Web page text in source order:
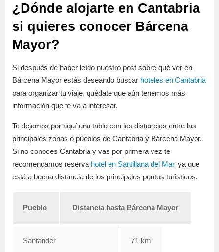
¿Dónde alojarte en Cantabria
si quieres conocer Bárcena
Mayor?
Si después de haber leído nuestro post sobre qué ver en
Bárcena Mayor estás deseando buscar hoteles en Cantabria
para organizar tu viaje, quédate que aún tenemos más
información que te va a interesar.
Te dejamos por aquí una tabla con las distancias entre las
principales zonas o pueblos de Cantabria y Bárcena Mayor.
Si no conoces Cantabria y vas por primera vez te
recomendamos reserva hotel en Santillana del Mar, ya que
está a buena distancia de los principales puntos turísticos.
Pueblo Distancia hasta Bárcena Mayor
Santander 71 km